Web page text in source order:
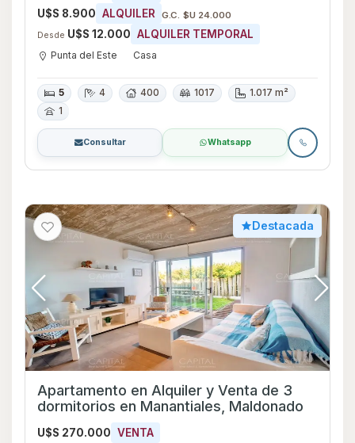
U$S 8.900 ALQUILER
G.C. $U 24.000
Desde U$S 12.000 ALQUILER TEMPORAL
Punta del Este Casa
5 4 400 1017
1.017 m²
1
Consultar Whatsapp
Destacada
Apartamento en Alquiler y Venta de 3
dormitorios en Manantiales, Maldonado
U$S 270.000 VENTA